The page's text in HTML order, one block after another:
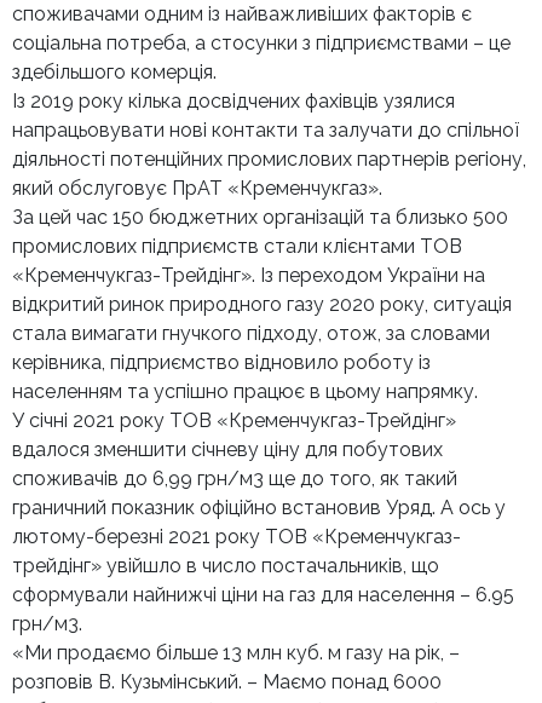
споживачами одним із найважливіших факторів є
соціальна потреба, а стосунки з підприємствами – це
здебільшого комерція.
Із 2019 року кілька досвідчених фахівців узялися
напрацьовувати нові контакти та залучати до спільної
діяльності потенційних промислових партнерів регіону,
який обслуговує ПрАТ «Кременчукгаз».
За цей час 150 бюджетних організацій та близько 500
промислових підприємств стали клієнтами ТОВ
«Кременчукгаз-Трейдінг». Із переходом України на
відкритий ринок природного газу 2020 року, ситуація
стала вимагати гнучкого підходу, отож, за словами
керівника, підприємство відновило роботу із
населенням та успішно працює в цьому напрямку.
У січні 2021 року ТОВ «Кременчукгаз-Трейдінг»
вдалося зменшити січневу ціну для побутових
споживачів до 6,99 грн/м3 ще до того, як такий
граничний показник офіційно встановив Уряд. А ось у
лютому-березні 2021 року ТОВ «Кременчукгаз-
трейдінг» увійшло в число постачальників, що
сформували найнижчі ціни на газ для населення – 6.95
грн/м3.
«Ми продаємо більше 13 млн куб. м газу на рік, –
розповів В. Кузьмінський. – Маємо понад 6000